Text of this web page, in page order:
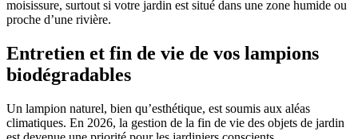
moisissure, surtout si votre jardin est situé dans une zone humide ou
proche d’une rivière.
Entretien et fin de vie de vos lampions
biodégradables
Un lampion naturel, bien qu’esthétique, est soumis aux aléas
climatiques. En 2026, la gestion de la fin de vie des objets de jardin